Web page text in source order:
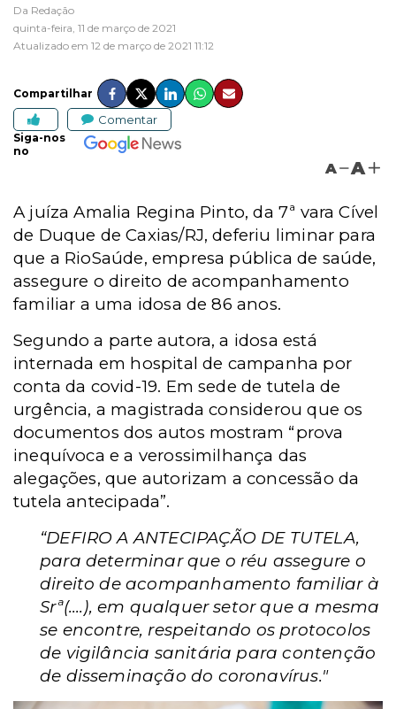
Da Redação
quinta-feira, 11 de março de 2021
Atualizado em 12 de março de 2021 11:12
Compartilhar
Comentar
Siga-nos
no
A A
A juíza Amalia Regina Pinto, da 7ª vara Cível
de Duque de Caxias/RJ, deferiu liminar para
que a RioSaúde, empresa pública de saúde,
assegure o direito de acompanhamento
familiar a uma idosa de 86 anos.
Segundo a parte autora, a idosa está
internada em hospital de campanha por
conta da covid-19. Em sede de tutela de
urgência, a magistrada considerou que os
documentos dos autos mostram “prova
inequívoca e a verossimilhança das
alegações, que autorizam a concessão da
tutela antecipada”.
“DEFIRO A ANTECIPAÇÃO DE TUTELA,
para determinar que o réu assegure o
direito de acompanhamento familiar à
Srª(....), em qualquer setor que a mesma
se encontre, respeitando os protocolos
de vigilância sanitária para contenção
de disseminação do coronavírus."